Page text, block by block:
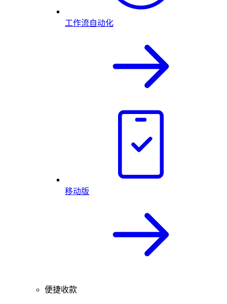
工作流自动化
移动版
便捷收款